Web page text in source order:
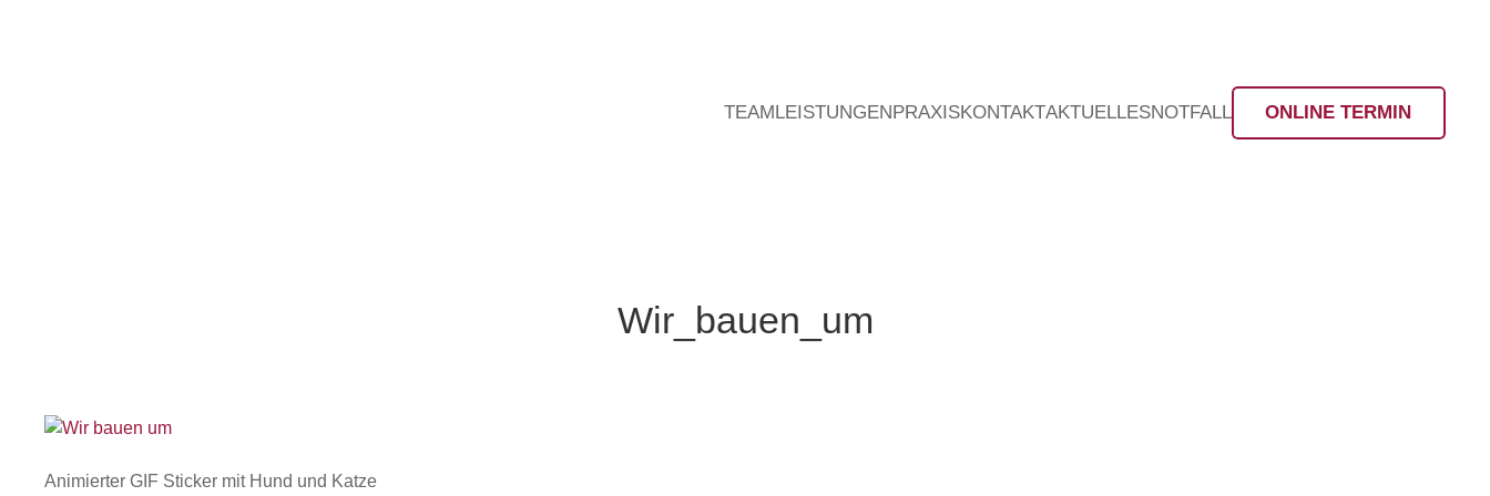
TEAMLEISTUNGENPRAXISKONTAKTAKTUELLESNOTFALL ONLINE TERMIN
Wir_bauen_um
Animierter GIF Sticker mit Hund und Katze